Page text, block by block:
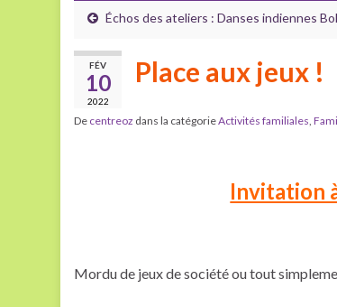
Échos des ateliers : Danses indiennes
FÉV
10
2022
Place aux jeux !
De centreoz dans la catégorieActivités familiales,
Invitation
Mordu de jeux de société ou tout